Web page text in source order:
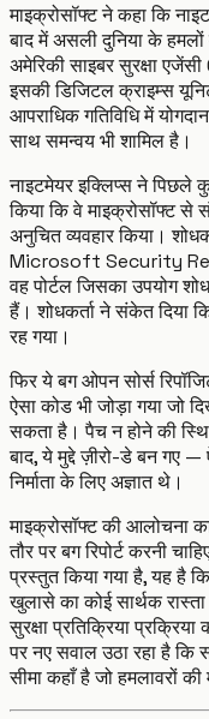
माइक्रोसॉफ्ट ने कहा कि
बाद में असली दुनिया के हमलों
अमेरिकी साइबर सुरक्षा
इसकी डिजिटल क्राइम्स
आपराधिक गतिविधि में
साथ समन्वय भी शामिल है।
नाइटमेयर इक्लिप्स ने पिछले
किया कि वे माइक्रोसॉफ्ट
अनुचित व्यवहार किया।
Microsoft Security
वह पोर्टल जिसका उपयोग
हैं। शोधकर्ता ने संकेत दिया
रह गया।
फिर ये बग ओपन सोर्स
ऐसा कोड भी जोड़ा गया जो
सकता है। पैच न होने की
बाद, ये मुद्दे ज़ीरो-डे बन गए
निर्माता के लिए अज्ञात थे।
माइक्रोसॉफ्ट की आलोचना
तौर पर बग रिपोर्ट करनी
प्रस्तुत किया गया है, यह है
खुलासे का कोई सार्थक
सुरक्षा प्रतिक्रिया
पर नए सवाल उठा रहा है कि
सीमा कहाँ है जो हमलावरों